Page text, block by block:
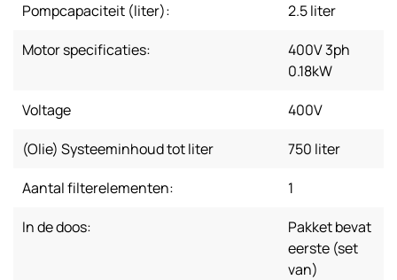
Pompcapaciteit (liter):
2.5 liter
Motor specificaties:
400V 3ph
0.18kW
Voltage
400V
(Olie) Systeeminhoud tot liter
750 liter
Aantal filterelementen:
1
In de doos:
Pakket bevat
eerste (set
van)